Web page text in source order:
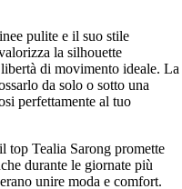
pulite e il suo stile
la silhouette
di movimento ideale. La
da solo o sotto una
perfettamente al tuo
top Tealia Sarong promette
durante le giornate più
unire moda e comfort.